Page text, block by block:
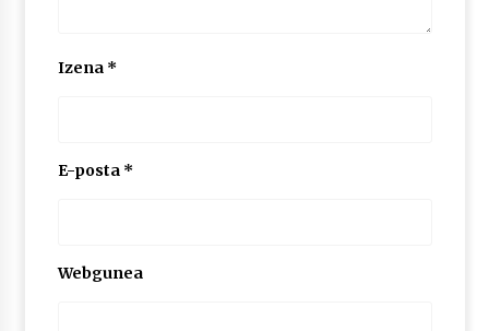
Izena *
E-posta *
Webgunea